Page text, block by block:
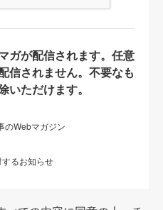
ガが配信されます。任意
信されません。不要なも
いただけます。
のWebマガジン
るお知らせ